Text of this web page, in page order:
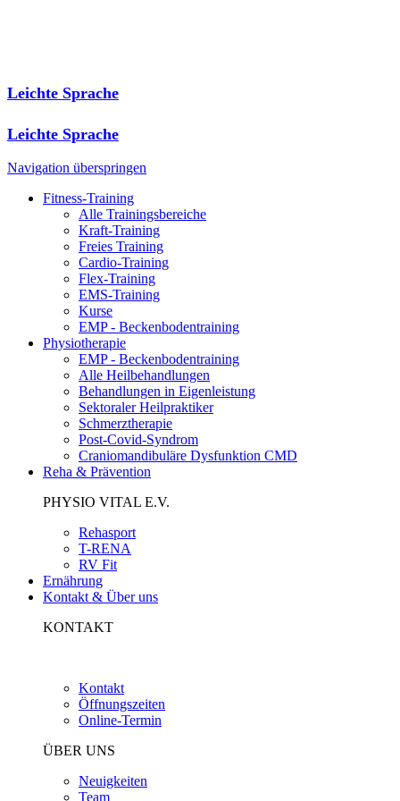
Leichte Sprache
Leichte Sprache
Navigation überspringen
Fitness-Training
Alle Trainingsbereiche
Kraft-Training
Freies Training
Cardio-Training
Flex-Training
EMS-Training
Kurse
EMP - Beckenbodentraining
Physiotherapie
EMP - Beckenbodentraining
Alle Heilbehandlungen
Behandlungen in Eigenleistung
Sektoraler Heilpraktiker
Schmerztherapie
Post-Covid-Syndrom
Craniomandibuläre Dysfunktion CMD
Reha & Prävention
PHYSIO VITAL E.V.
Rehasport
T-RENA
RV Fit
Ernährung
Kontakt & Über uns
KONTAKT
Kontakt
Öffnungszeiten
Online-Termin
ÜBER UNS
Neuigkeiten
Team